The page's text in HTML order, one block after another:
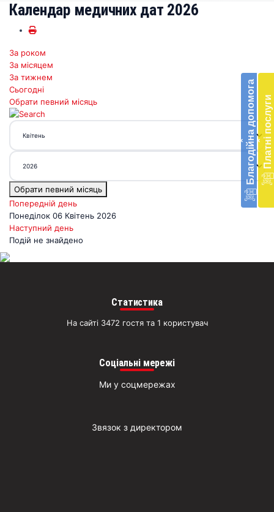
‹ Благодійна допомогав
‹ Платні послуги
Календар медичних дат 2026
За роком
За місяцем
За тижнем
Сьогодні
Обрати певний місяць
Обрати певний місяць
Попередній день
Понеділок 06 Квітень 2026
Наступний день
Подій не знайдено
Статистика
На сайті 3472 гостя та 1 користувач
Соціальні мережі
Ми у соцмережах
Звязок з директором